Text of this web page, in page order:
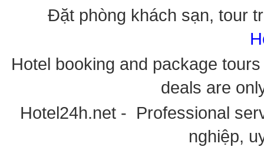
Đặt phòng khách sạn, tour
Hotel booking and package
deals are
Hotel24h.net - Professional
nghiệp,